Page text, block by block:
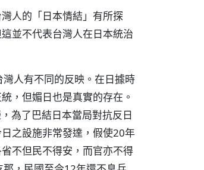
人的「日本情結」有所探
並不代表台灣人在日本統治
人有不同的反映。在日據時
，但媚日也是真實的存在。
為了巴結日本當局對抗反日
之設施非常發達，假使20年
不但民不得安，而官亦不得